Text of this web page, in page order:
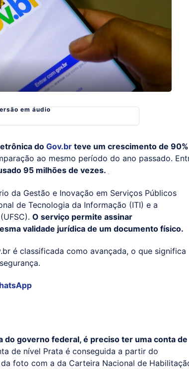
em áudio
do Gov.brteve um crescimento de 90%
ao mesmo período do ano passado.
95 milhões de vezes.
da Gestão e Inovação em Serviços Públicos
de Tecnologia da Informação (ITI) e a
O serviço permite assinar
validade jurídica de um documento físico.
é classificada como avançada, o que significa
do governo federal, é preciso ter uma conta de
de nível Prata é conseguida a partir do
foto com a da Carteira Nacional de